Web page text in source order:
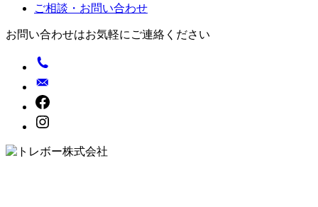
ご相談・お問い合わせ
お問い合わせはお気軽にご連絡ください